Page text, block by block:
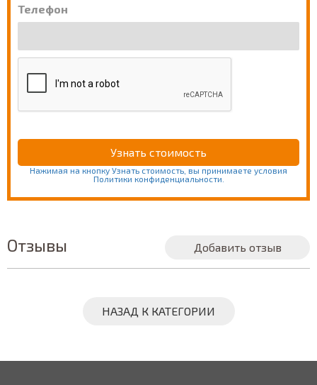
Телефон
Нажимая на кнопку Узнать стоимость, вы принимаете условия
Политики конфиденциальности.
Отзывы Добавить отзыв
НАЗАД К КАТЕГОРИИ